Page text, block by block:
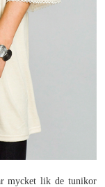
mycket lik de tunikor